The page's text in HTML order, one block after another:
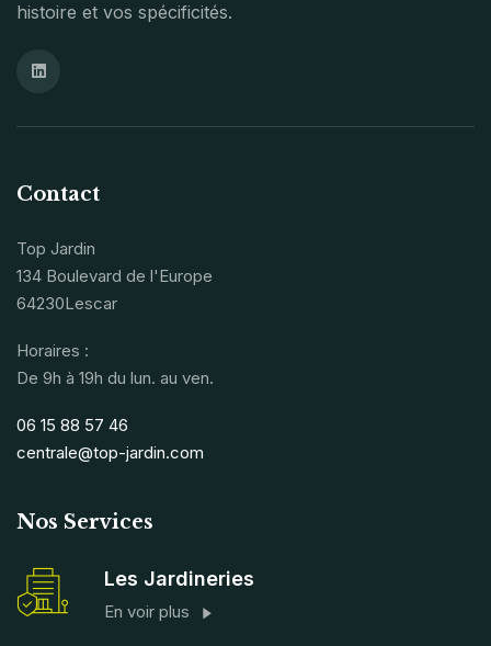
histoire et vos spécificités.
Contact
Top Jardin
134 Boulevard de l'Europe
64230Lescar
Horaires :
De 9h à 19h du lun. au ven.
06 15 88 57 46
centrale@top-jardin.com
Nos Services
Les Jardineries
En voir plus